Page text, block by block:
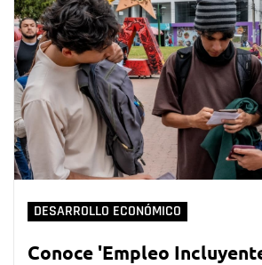
DESARROLLO ECONÓMICO
Conoce 'Empleo